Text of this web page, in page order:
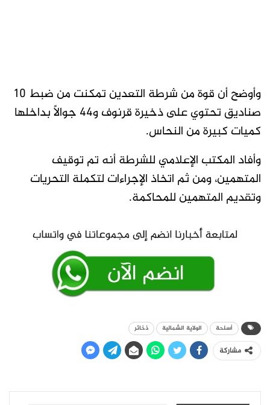
وأوضح أن قوة من شرطة التعدين تمكنت من ضبط 10
صناديق تحتوي على ذخيرة قرنوف و44 جوالًا بداخلها
كميات كبيرة من النحاس.
وأفاد المكتب الإعلامي للشرطة أنه تم توقيف
المتهمين، ومن ثم اتخاذ الإجراءات لتكملة التحريات
وتقديم المتهمين للمحاكمة.
أسلحة الولاية الشمالية ذخائر
مشاركة